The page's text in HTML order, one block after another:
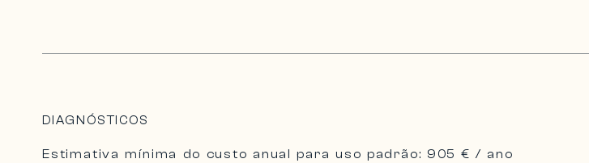
DIAGNÓSTICOS
Estimativa mínima do custo anual para uso padrão: 905 € / ano